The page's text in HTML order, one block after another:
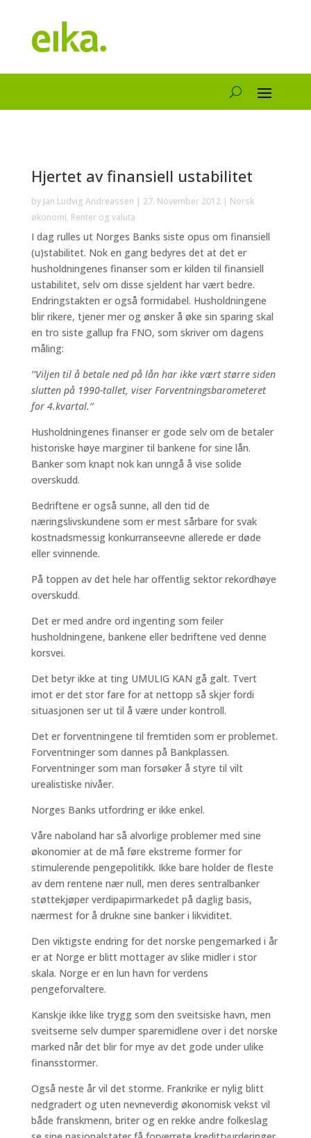
Hjertet av finansiell ustabilitet
by Jan Ludvig Andreassen | 27. November 2012| Norsk
økonomi, Renter og valuta
I dag rulles ut Norges Banks siste opus om finansiell
(u)stabilitet. Nok en gang bedyres det at det er
husholdningenes finanser som er kilden til finansiell
ustabilitet, selv om disse sjeldent har vært bedre.
Endringstakten er også formidabel. Husholdningene
blir rikere, tjener mer og ønsker å øke sin sparing skal
en tro siste gallup fra FNO, som skriver om dagens
måling:
’’Viljen til å betale ned på lån har ikke vært større siden
slutten på 1990-tallet, viser Forventningsbarometeret
for 4.kvartal.’’
Husholdningenes finanser er gode selv om de betaler
historiske høye marginer til bankene for sine lån.
Banker som knapt nok kan unngå å vise solide
overskudd.
Bedriftene er også sunne, all den tid de
næringslivskundene som er mest sårbare for svak
kostnadsmessig konkurranseevne allerede er døde
eller svinnende.
På toppen av det hele har offentlig sektor rekordhøye
overskudd.
Det er med andre ord ingenting som feiler
husholdningene, bankene eller bedriftene ved denne
korsvei.
Det betyr ikke at ting UMULIG KAN gå galt. Tvert
imot er det stor fare for at nettopp så skjer fordi
situasjonen ser ut til å være under kontroll.
Det er forventningene til fremtiden som er problemet.
Forventninger som dannes på Bankplassen.
Forventninger som man forsøker å styre til vilt
urealistiske nivåer.
Norges Banks utfordring er ikke enkel.
Våre naboland har så alvorlige problemer med sine
økonomier at de må føre ekstreme former for
stimulerende pengepolitikk. Ikke bare holder de fleste
av dem rentene nær null, men deres sentralbanker
støttekjøper verdipapirmarkedet på daglig basis,
nærmest for å drukne sine banker i likviditet.
Den viktigste endring for det norske pengemarked i år
er at Norge er blitt mottager av slike midler i stor
skala. Norge er en lun havn for verdens
pengeforvaltere.
Kanskje ikke like trygg som den sveitsiske havn, men
sveitserne selv dumper sparemidlene over i det norske
marked når det blir for mye av det gode under ulike
finansstormer.
Også neste år vil det storme. Frankrike er nylig blitt
nedgradert og uten nevneverdig økonomisk vekst vil
både franskmenn, briter og en rekke andre folkeslag